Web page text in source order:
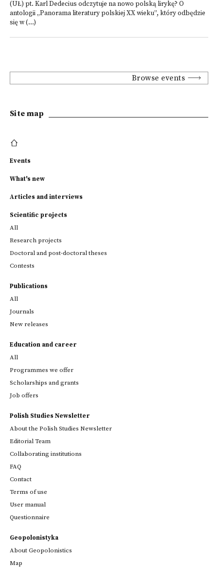
(UŁ) pt. Karl Dedecius odczytuje na nowo polską lirykę? O
antologii „Panorama literatury polskiej XX wieku”, który odbędzie
się w (...)
Browse events
Site map
Events
What's new
Articles and interviews
Scientific projects
All
Research projects
Doctoral and post-doctoral theses
Contests
Publications
All
Journals
New releases
Education and career
All
Programmes we offer
Scholarships and grants
Job offers
Polish Studies Newsletter
About the Polish Studies Newsletter
Editorial Team
Collaborating institutions
FAQ
Contact
Terms of use
User manual
Questionnaire
Geopolonistyka
About Geopolonistics
Map